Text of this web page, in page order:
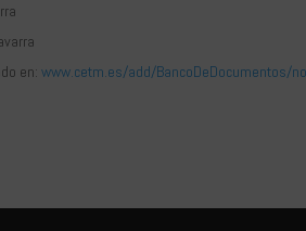
en:www.cetm.es/add/BancoDeDocumentos/